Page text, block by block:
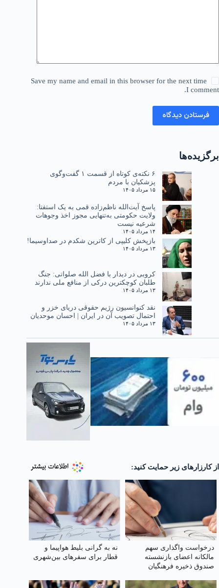
Save my name and email in this browser for the next time
I comment.
فرستادن دیدگاه
برگزیده‌ها
۶ نکته‌ی کوتاه از قسمت ۱ گفت‌وگوی
پزشکیان با مردم
۱۵ مرداد ۱۴۰۵
پاسخ آیت‌الله ناظم‌زاده قمی به یک استفتا:
ولایت حکومتی به‌تنهایی مجوز اخذ وجوهات
شرعیه نیست
۱۴ مرداد ۱۴۰۵
بازپخش کلیپی از کاترین شکدم در صداوسیما!
۱۳ مرداد ۱۴۰۵
کروبی در دیدار با فضل الله صلواتی: جنگ
طلبان کوچکترین درکی از منافع ملی ندارند
۱۳ مرداد ۱۴۰۵
نقد کنوانسیون رژیم حقوقی دریای خزر و
احتمال تصویب آن در ایران | احسان موحدیان
۱۳ مرداد ۱۴۰۵
از کارزارهای زیر حمایت کنید:
درخواست واگذاری سهم
مالکانه اعضای بازنشسته
صندوق ذخیره فرهنگیان
نه به گرانی بلیط هواپیما و
قطار برای سفرهای بین‌شهری